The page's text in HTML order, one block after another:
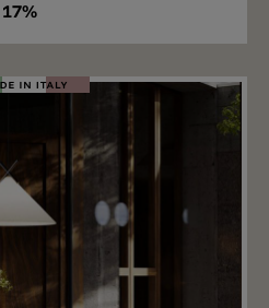
17%